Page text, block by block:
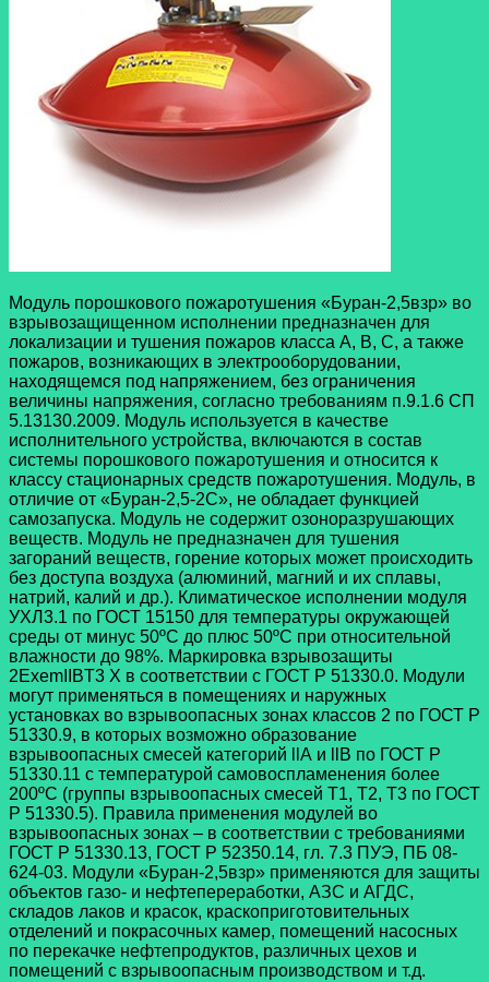
Модуль порошкового пожаротушения «Буран-2,5взр» во
взрывозащищенном исполнении предназначен для
локализации и тушения пожаров класса А, В, С, а также
пожаров, возникающих в электрооборудовании,
находящемся под напряжением, без ограничения
величины напряжения, согласно требованиям п.9.1.6 СП
5.13130.2009. Модуль используется в качестве
исполнительного устройства, включаются в состав
системы порошкового пожаротушения и относится к
классу стационарных средств пожаротушения. Модуль, в
отличие от «Буран-2,5-2С», не обладает функцией
самозапуска. Модуль не содержит озоноразрушающих
веществ. Модуль не предназначен для тушения
загораний веществ, горение которых может происходить
без доступа воздуха (алюминий, магний и их сплавы,
натрий, калий и др.). Климатическое исполнении модуля
УХЛ3.1 по ГОСТ 15150 для температуры окружающей
среды от минус 50ºC до плюс 50ºC при относительной
влажности до 98%. Маркировка взрывозащиты
2ExemIIBT3 X в соответствии с ГОСТ Р 51330.0. Модули
могут применяться в помещениях и наружных
установках во взрывоопасных зонах классов 2 по ГОСТ Р
51330.9, в которых возможно образование
взрывоопасных смесей категорий llА и llВ по ГОСТ Р
51330.11 с температурой самовоспламенения более
200ºC (группы взрывоопасных смесей Т1, Т2, Т3 по ГОСТ
Р 51330.5). Правила применения модулей во
взрывоопасных зонах – в соответствии с требованиями
ГОСТ Р 51330.13, ГОСТ Р 52350.14, гл. 7.3 ПУЭ, ПБ 08-
624-03. Модули «Буран-2,5взр» применяются для защиты
объектов газо- и нефтепереработки, АЗС и АГДС,
складов лаков и красок, краскоприготовительных
отделений и покрасочных камер, помещений насосных
по перекачке нефтепродуктов, различных цехов и
помещений с взрывоопасным производством и т.д.